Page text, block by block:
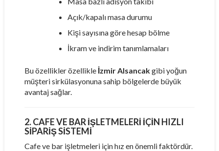
Açık/kapalı masa durumu
Kişi sayısına göre hesap bölme
İkram ve indirim tanımlamaları
Bu özellikler özellikle İzmir Alsancakgibi yoğun
müşteri sirkülasyonuna sahip bölgelerde büyük
avantaj sağlar.
2. CAFE VE BAR İŞLETMELERI İÇIN HIZLI
SIPARIŞ SISTEMI
Cafe ve bar işletmeleri için hız en önemli faktördür.